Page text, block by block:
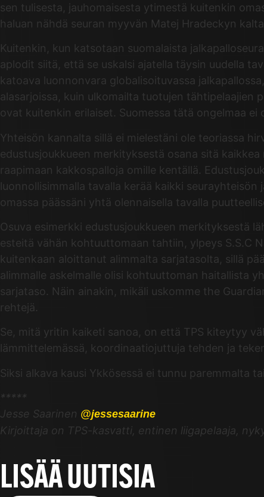
sen tulisesta, jauhomaisesta ytimestä kuitenkin
haluan nähdä seuran myyvän Matej Hradeckyn
Kuitenkin, kun katsotaan suomalaista
aplodit siitä, että se uskalsi ajatella täysin uudella
katoava luonnonvara globalisoituvassa
alasarjoissa, kuin ulkomailta tuotujen tähtipelaajien
ovat kuitenkin erilaiset. Suomessa tätä ongelmaa
Yhteisön kannalta sillä ei mielestäni ole teoriassa
edustusjoukkueen merkityksestä osana sitä
raapimaan kakkospalloja omille kentällä.
luonnollisimmalla tavalla kerää kaikki
omassa päässäni yhtä olennaisella tavalla
Osuva esimerkki edustusjoukkueen merkityksestä
esteitä vähän kohtuuttomaan tahtiin, ylpeys S.S.C
kuitenkaan aloittanut alimmalta sarjatasolta, sillä
alimmalle askelmalle olisi kohtuuttoman haitallista
sarjataso. Näin ainakin, mikäli uskomme the
rehtejä.
Se, mitä yritin kaiketi sanoa, on että TPS kiteytyy
lämmittelemässä, koordinaatiojuttuja tehden ja
Siksi alkava kausi Ykkösessä ei tunnu paremmalta
*****
Jesse Saarinen @jessesaarine
Kirjoittaja on TPS-kasvatti, entinen liigapelaaja,
LISÄÄ UUTISIA